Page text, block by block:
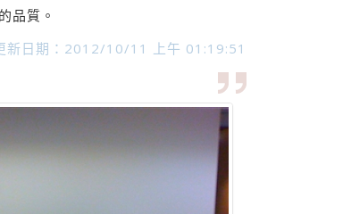
品質。
新日期：2012/10/11 上午 01:19:51